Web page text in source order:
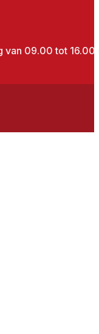
van 09.00 tot 16.00